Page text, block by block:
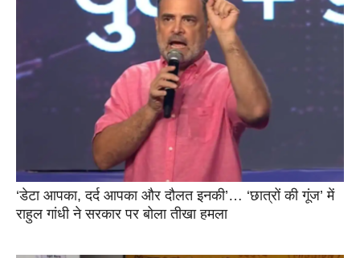
‘डेटा आपका, दर्द आपका और दौलत इनकी’… ‘छात्रों की गूंज’ में
राहुल गांधी ने सरकार पर बोला तीखा हमला